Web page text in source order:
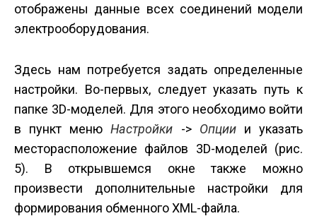
отображены данные всех соединений модели
электрооборудования.
Здесь нам потребуется задать определенные
настройки. Во-первых, следует указать путь к
папке 3D-моделей. Для этого необходимо войти
в пункт менюНастройки -> Опциии указать
месторасположение файлов 3D-моделей (рис.
5). В открывшемся окне также можно
произвести дополнительные настройки для
формирования обменного XML-файла.